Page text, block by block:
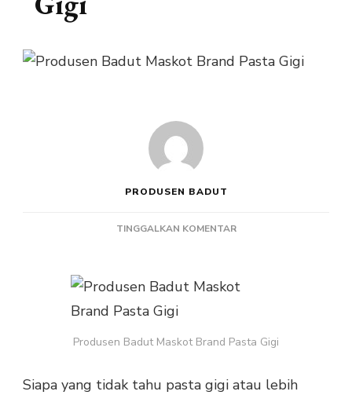
PRODUSEN BADUT
TINGGALKAN KOMENTARPADA
BRAND
Produsen Badut Maskot Brand Pasta Gigi
Siapa yang tidak tahu pasta gigi atau lebih